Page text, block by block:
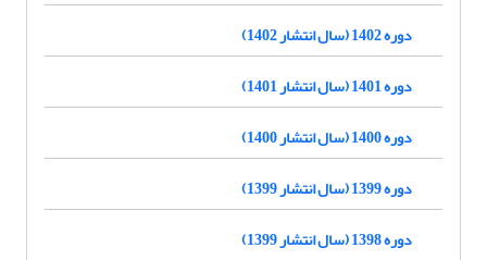
دوره 1402 (سال انتشار 1402)
دوره 1401 (سال انتشار 1401)
دوره 1400 (سال انتشار 1400)
دوره 1399 (سال انتشار 1399)
دوره 1398 (سال انتشار 1399)